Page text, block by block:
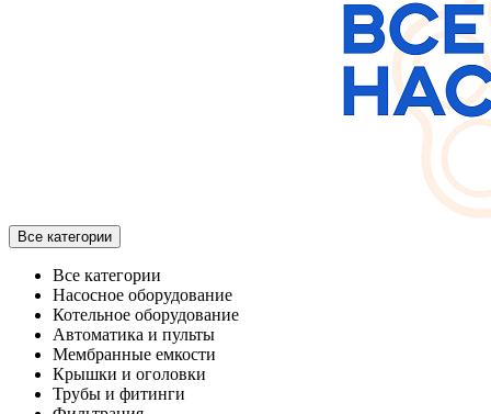
Все категории
Все категории
Насосное оборудование
Котельное оборудование
Автоматика и пульты
Мембранные емкости
Крышки и оголовки
Трубы и фитинги